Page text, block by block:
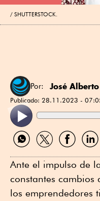
SHUTTERSTOCK.
Por: José
Publicado: 28.11.2023 -
Compartir
por
Compartir
por
Compartir
por
por
Ante el impulso de
constantes cambios
los emprendedores